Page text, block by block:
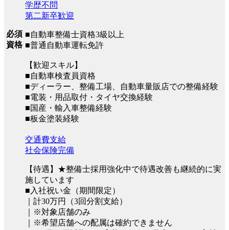
必須
資格
学歴不問
第二新卒歓迎
■自動車整備士資格3級以上
■普通自動車運転免許
【歓迎スキル】
■自動車検査員資格
■ディーラー、整備工場、自動車量販店での整備経験
■電装・用品取付・タイヤ交換経験
■国産・輸入車整備経験
■板金塗装経験
交通費支給
社会保険完備
【待遇】★整備士採用強化中で待遇改善も継続的に実
施しています
■入社祝い金（期間限定）
｜計30万円（3回分割支給）
｜※対象店舗のみ
｜※希望店舗への配属は確約できません